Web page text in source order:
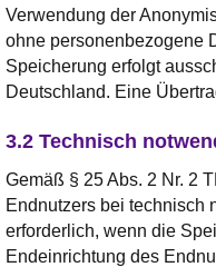
Verwendung der
ohne personenbezogene
Speicherung erfolgt
Deutschland. Eine
3.2 Technisch
Gemäß § 25 Abs. 2 Nr. 2
Endnutzers bei technisch
erforderlich, wenn die
Endeinrichtung des